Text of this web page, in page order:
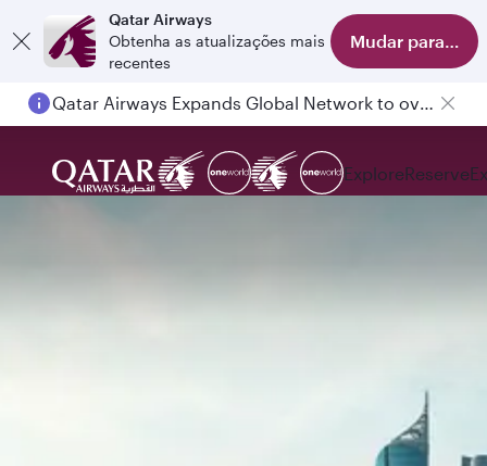
Qatar Airways
Obtenha as atualizações mais
recentes
Mudar para o
Qatar Airways Expands Global Network to over 160 Destinations
ExploreReserve